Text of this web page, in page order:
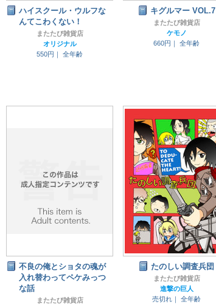
ハイスクール・ウルフな
んてこわくない！
またたび雑貨店
オリジナル
550円｜
全年齢
キグルマー VOL.7
またたび雑貨店
ケモノ
660円｜
全年齢
不良の俺とショタの魂が
入れ替わってペケみっつ
な話
またたび雑貨店
たのしい調査兵団
またたび雑貨店
進撃の巨人
売切れ｜
全年齢